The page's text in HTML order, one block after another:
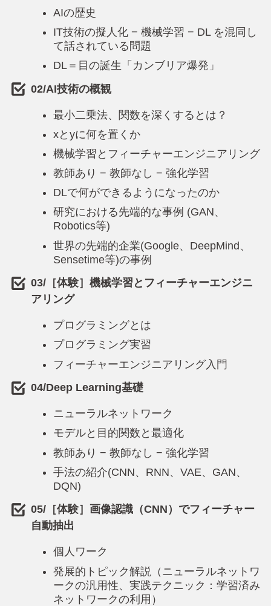
AIの歴史
IT技術の擬人化 − 機械学習 − DL を混同し
て話されている問題
DL＝目の誕生「カンブリア爆発」
02/AI技術の概観
最小二乗法、関数を深くするとは？
xとyに何を置くか
機械学習とフィーチャーエンジニアリング
教師あり − 教師なし − 強化学習
DLで何ができるようになったのか
研究における先端的な事例 (GAN、
Robotics等)
世界の先端的企業(Google、DeepMind、
Sensetime等)の事例
03/［体験］機械学習とフィーチャーエンジニ
アリング
プログラミングとは
プログラミング実習
フィーチャーエンジニアリング入門
04/Deep Learning基礎
ニューラルネットワーク
モデルと目的関数と最適化
教師あり − 教師なし − 強化学習
手法の紹介(CNN、RNN、VAE、GAN、
DQN)
05/［体験］画像認識（CNN）でフィーチャー
自動抽出
個人ワーク
発展的トピック解説（ニューラルネットワ
ークの汎用性、実践テクニック：学習済み
ネットワークの利用）